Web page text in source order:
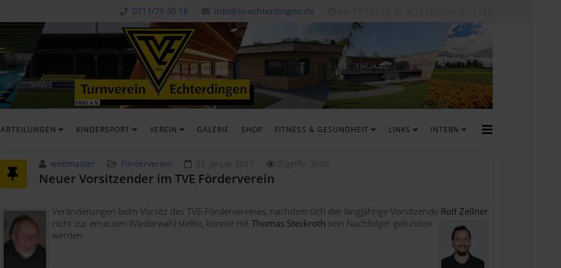
0711/79 35 18 info@tv-echterdingen.de
ABTEILUNGEN KINDERSPORT VEREIN GALERIE SHOP FITNESS & GESUNDHEIT LINKS INTERN
webmaster Förderverein 22. Januar 2017 Zugriffe: 3508
Neuer Vorsitzender im TVE Förderverein
Veränderungen beim Vorsitz des TVE-Fördervereines, nachdem sich der langjährige Vorsitzende Rolf Zellner
nicht zur erneuten Wiederwahl stellte, konnte mit Thomas Steckroth sein Nachfolger gefunden
werden.